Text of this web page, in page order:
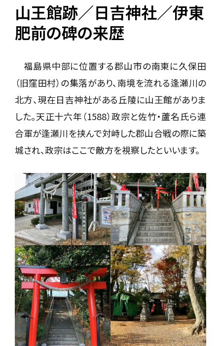
山王館跡／日吉神社／伊東
肥前の碑の来歴
福島県中部に位置する郡山市の南東に久保田
（旧窪田村）の集落があり、南境を流れる逢瀬川の
北方、現在日吉神社がある丘陵に山王館がありま
した。天正十六年（1588）政宗と佐竹・蘆名氏ら連
合軍が逢瀬川を挟んで対峙した郡山合戦の際に築
城され、政宗はここで敵方を視察したといいます。